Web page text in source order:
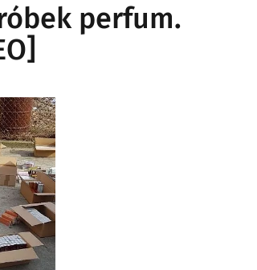
perfum.